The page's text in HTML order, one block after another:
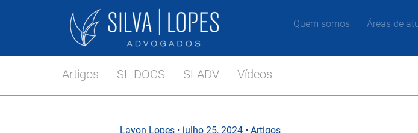
Quem somos Áreas de
Artigos SL DOCS SLADV Vídeos
Layon Lopes • julho 25, 2024 • Artigos